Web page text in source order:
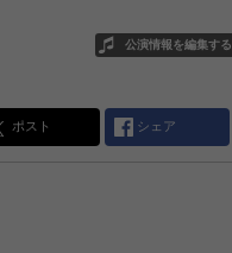
公演情報を編集する
ポスト シェア